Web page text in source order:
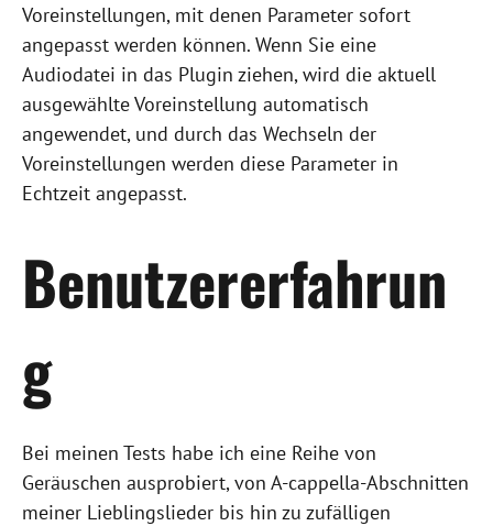
Voreinstellungen, mit denen Parameter sofort
angepasst werden können. Wenn Sie eine
Audiodatei in das Plugin ziehen, wird die aktuell
ausgewählte Voreinstellung automatisch
angewendet, und durch das Wechseln der
Voreinstellungen werden diese Parameter in
Echtzeit angepasst.
Benutzererfahrun
g
Bei meinen Tests habe ich eine Reihe von
Geräuschen ausprobiert, von A-cappella-Abschnitten
meiner Lieblingslieder bis hin zu zufälligen